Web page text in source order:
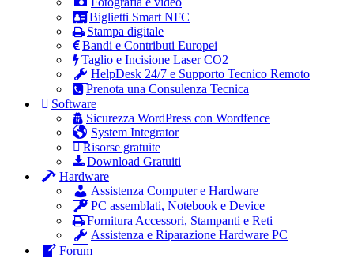
Biglietti Smart NFC
Stampa digitale
Bandi e Contributi Europei
Taglio e Incisione Laser CO2
HelpDesk 24/7 e Supporto Tecnico Remoto
Prenota una Consulenza Tecnica
Software
Sicurezza WordPress con Wordfence
System Integrator
Risorse gratuite
Download Gratuiti
Hardware
Assistenza Computer e Hardware
PC assemblati, Notebook e Device
Fornitura Accessori, Stampanti e Reti
Assistenza e Riparazione Hardware PC
Forum